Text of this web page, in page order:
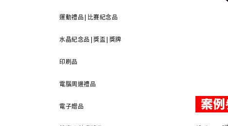
運動禮品|比賽紀念品
水晶紀念品|獎盃|獎牌
印刷品
電腦周邊禮品
電子贈品